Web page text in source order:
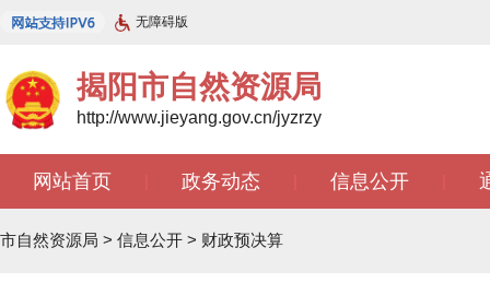
无障碍版
揭阳市自然资源局
http://www.jieyang.gov.cn/jyzrzy
网站首页 政务动态 信息公开
市自然资源局 > 信息公开 > 财政预决算